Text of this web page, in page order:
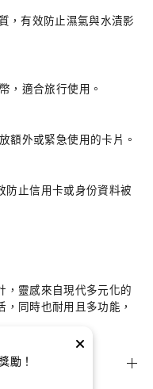
，有效防止濕氣與水漬影
，適合旅行使用。
額外或緊急使用的卡片。
防止信用卡或身份資料被
，靈感來自現代多元化的
同時也耐用且多功能，
勵！